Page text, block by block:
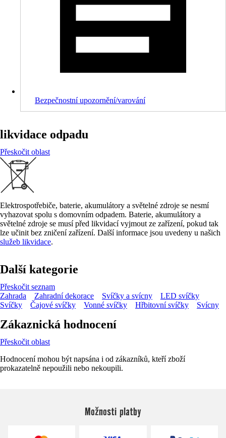
Bezpečnostní upozornění/varování
likvidace odpadu
Přeskočit oblast
Elektrospotřebiče, baterie, akumulátory a světelné zdroje se nesmí
vyhazovat spolu s domovním odpadem. Baterie, akumulátory a
světelné zdroje se musí před likvidací vyjmout ze zařízení, pokud tak
lze učinit bez zničení zařízení. Další informace jsou uvedeny u našich
služeb likvidace.
Další kategorie
Přeskočit seznam
Zahrada
Zahradní dekorace Svíčky a svícny
LED svíčky
Svíčky
Čajové svíčky Vonné svíčky Hřbitovní svíčky Svícny
Zákaznická hodnocení
Přeskočit oblast
Hodnocení mohou být napsána i od zákazníků, kteří zboží
prokazatelně nepoužili nebo nekoupili.
Možnosti platby